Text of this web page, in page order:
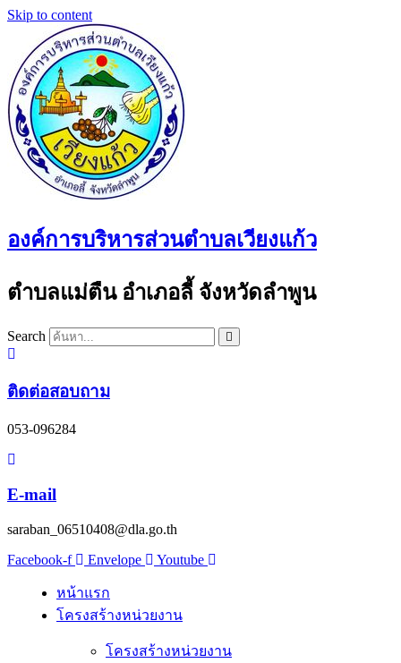
Skip to content
องค์การบริหารส่วนตำบลเวียงแก้ว
ตำบลแม่ตืน อำเภอลี้ จังหวัดลำพูน
Search
ติดต่อสอบถาม
053-096284
E-mail
saraban_06510408@dla.go.th
Facebook-f
Envelope Youtube
หน้าแรก
โครงสร้างหน่วยงาน
โครงสร้างหน่วยงาน